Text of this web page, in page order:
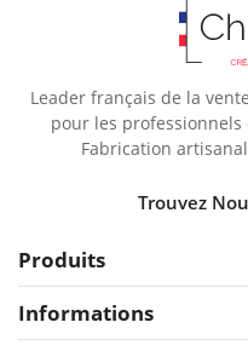
Leader français de la
pour les
Fabrication
Trouvez
Produits
Informations